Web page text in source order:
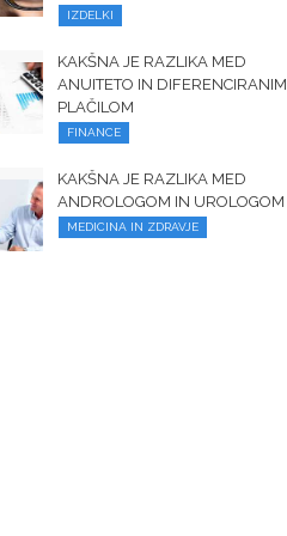
IZDELKI
KAKŠNA JE RAZLIKA MED
ANUITETO IN DIFERENCIRANIM
PLAČILOM
FINANCE
KAKŠNA JE RAZLIKA MED
ANDROLOGOM IN UROLOGOM
MEDICINA IN ZDRAVJE